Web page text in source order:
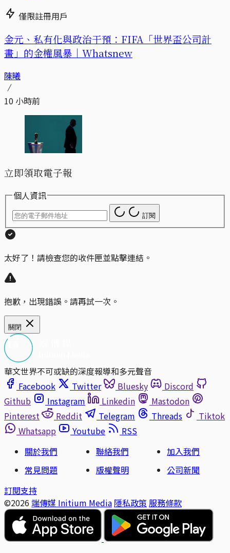
僅限註冊用戶
金元、私有化與政治干預：FIFA「世界盃公司計
畫」的金權風暴｜Whatsnew
陳曦
10 小時前
立即領取電子報
個人資訊
訂閱
太好了！請檢查您的收件匣並點擊連結。
抱歉，出現錯誤。請再試一次。
關閉
華文世界不可或缺的深度報導和多元聲音
Facebook
Twitter Bluesky
Discord
Github
Instagram Linkedin
Mastodon
Pinterest
Reddit Telegram Threads
Tiktok
Whatsapp
Youtube
RSS
關於我們
聯絡我們
加入我們
常見問題
版權聲明
公司新聞
訂閱支持
©2026 端傳媒 Initium Media 隱私政策 服務條款